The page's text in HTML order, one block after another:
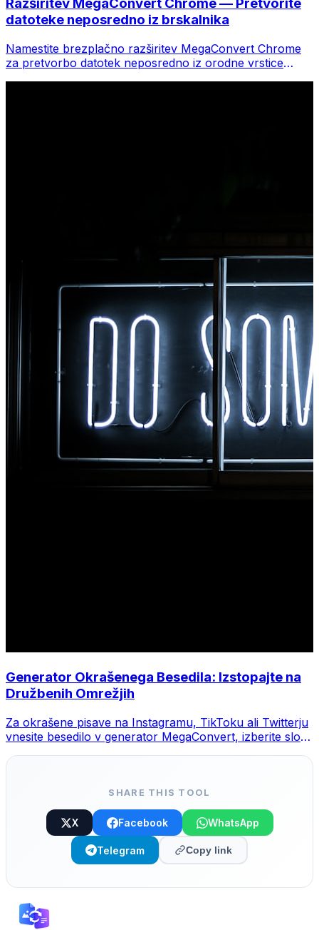
Razširitev MegaConvert Chrome — Pretvorite
datoteke neposredno iz brskalnika
Namestite brezplačno razširitev MegaConvert Chrome
za pretvorbo datotek neposredno iz orodne vrstice
Generator Okrašenega Besedila: Izstopajte na
Družbenih Omrežjih
Za okrašene pisave na Instagramu, TikToku ali Twitterju
vnesite besedilo v generator MegaConvert, izberite slog
SHARE THIS TOOL
X Facebook WhatsApp
Telegram Copy link